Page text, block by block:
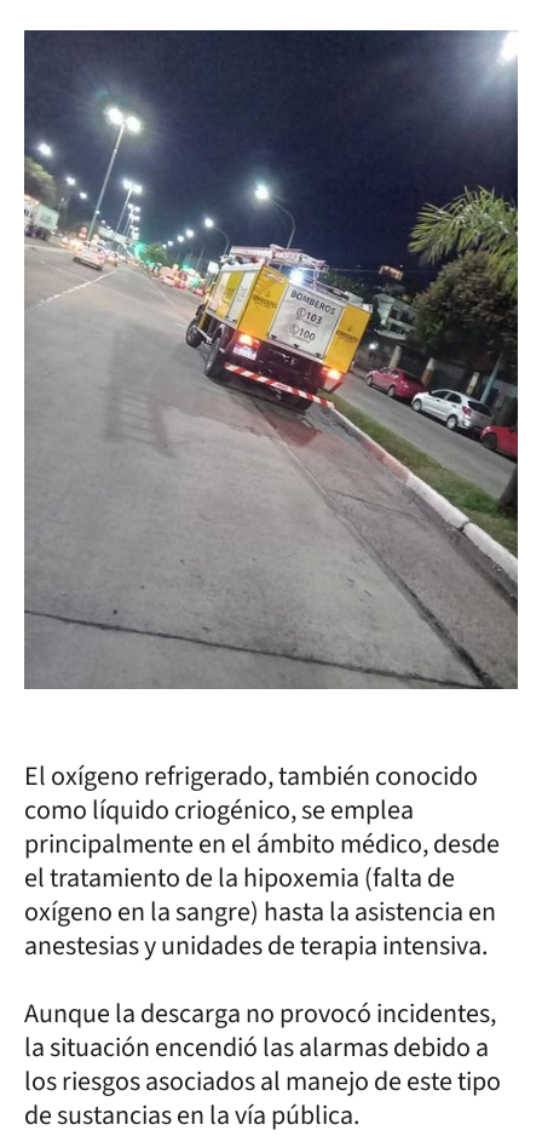
El oxígeno refrigerado, también conocido
como líquido criogénico, se emplea
principalmente en el ámbito médico, desde
el tratamiento de la hipoxemia (falta de
oxígeno en la sangre) hasta la asistencia en
anestesias y unidades de terapia intensiva.
Aunque la descarga no provocó incidentes,
la situación encendió las alarmas debido a
los riesgos asociados al manejo de este tipo
de sustancias en la vía pública.